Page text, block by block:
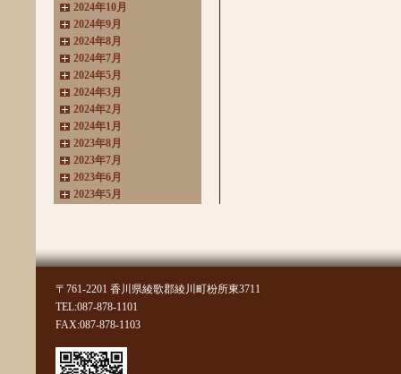
2024年10月
2024年9月
2024年8月
2024年7月
2024年5月
2024年3月
2024年2月
2024年1月
2023年8月
2023年7月
2023年6月
2023年5月
2022年10月
2022年7月
2022年6月
2022年4月
2022年3月
2022年2月
〒761-2201 香川県綾歌郡綾川町枌所東3711
TEL:087-878-1101
FAX:087-878-1103